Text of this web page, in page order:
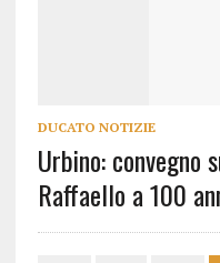
DUCATO NOTIZIE
Urbino: convegno
Raffaello a 100